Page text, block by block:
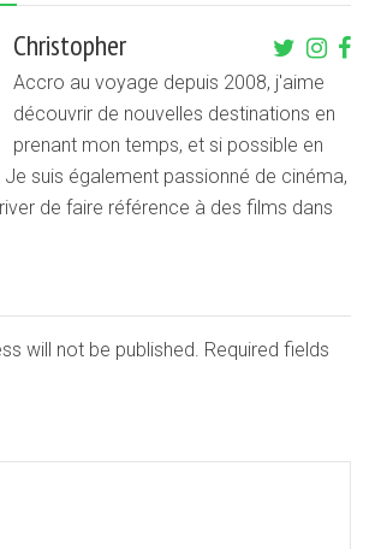
Christopher
Accro au voyage depuis 2008, j'aime
découvrir de nouvelles destinations en
prenant mon temps, et si possible en
suis également passionné de cinéma,
de faire référence à des films dans
will not be published. Required fields